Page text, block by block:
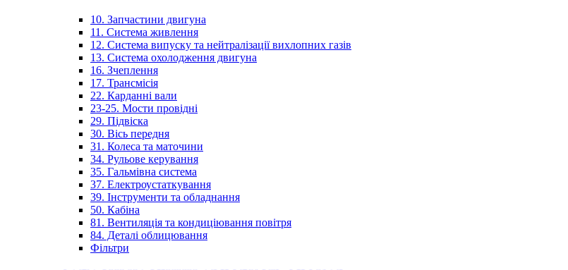
10. Запчастини двигуна
11. Система живлення
12. Система випуску та нейтралізації вихлопних газів
13. Система охолодження двигуна
16. Зчеплення
17. Трансмісія
22. Карданні вали
23-25. Мости провідні
29. Підвіска
30. Вісь передня
31. Колеса та маточини
34. Рульове керування
35. Гальмівна система
37. Електроустаткування
39. Інструменти та обладнання
50. Кабіна
81. Вентиляція та кондиціювання повітря
84. Деталі облицювання
Фільтри